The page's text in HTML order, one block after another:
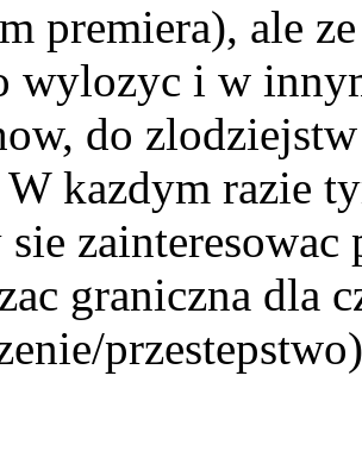
premiera), ale
wylozyc i w
do
kazdym razie
graniczna dla